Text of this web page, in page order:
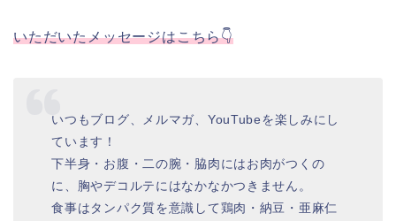
いただいたメッセージはこちら👇
いつもブログ、メルマガ、YouTubeを楽しみにし
ています！
下半身・お腹・二の腕・脇肉にはお肉がつくの
に、胸やデコルテにはなかなかつきません。
食事はタンパク質を意識して鶏肉・納豆・亜麻仁